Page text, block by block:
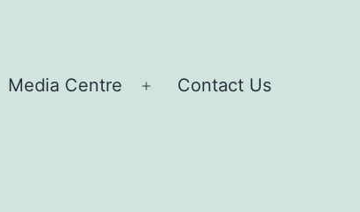
Media Centre
Open
Contact Us